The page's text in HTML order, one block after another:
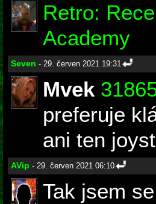
Retro:
Academy
Seven - 29. červen 2021 19:31
Mvek
preferuje
ani ten
AVip - 29. červen 2021 06:10
Tak jsem